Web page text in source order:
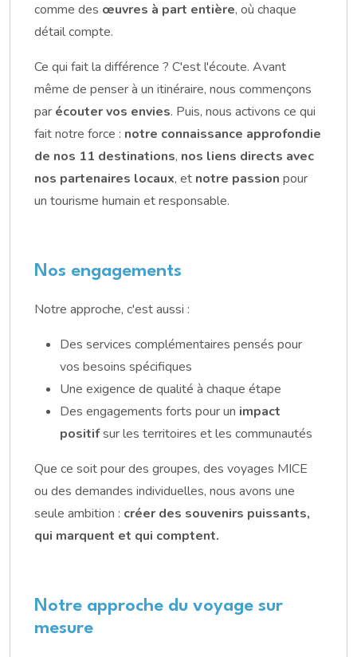
comme des œuvres à part entière, où chaque
détail compte.
Ce qui fait la différence ? C'est l'écoute. Avant
même de penser à un itinéraire, nous commençons
par écouter vos envies. Puis, nous activons ce qui
fait notre force : notre connaissance approfondie
de nos 11 destinations, nos liens directs avec
nos partenaires locaux, et notre passion pour
un tourisme humain et responsable.
Nos engagements
Notre approche, c'est aussi :
Des services complémentaires pensés pour
vos besoins spécifiques
Une exigence de qualité à chaque étape
Des engagements forts pour un impact
positifsur les territoires et les communautés
Que ce soit pour des groupes, des voyages MICE
ou des demandes individuelles, nous avons une
seule ambition : créer des souvenirs puissants,
qui marquent et qui comptent.
Notre approche du voyage sur
mesure